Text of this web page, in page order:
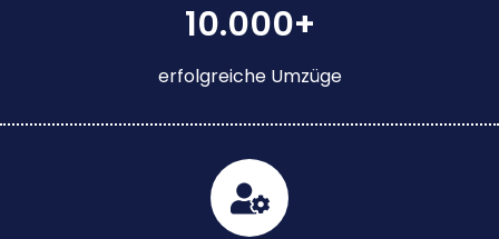
10.000+
erfolgreiche Umzüge